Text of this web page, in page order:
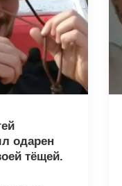
одарен
тёщей.